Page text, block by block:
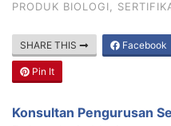
PRODUK BIOLOGI
SHARE THIS Facebook
Pin It
Konsultan Pengurusan